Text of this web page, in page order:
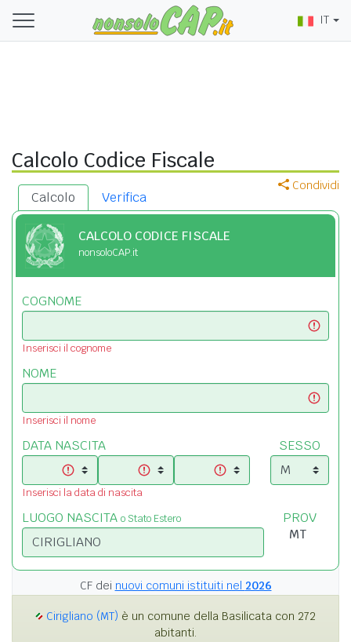
IT
Calcolo Codice Fiscale
Condividi
Calcolo Verifica
CALCOLO CODICE FISCALE
nonsoloCAP.it
COGNOME
Inserisci il cognome
NOME
Inserisci il nome
DATA NASCITA
Inserisci la data di nascita
SESSO
LUOGO NASCITA o Stato Estero PROV
CF dei nuovi comuni istituiti nel 2026
Cirigliano (MT) è un comune della Basilicata con 272
abitanti.